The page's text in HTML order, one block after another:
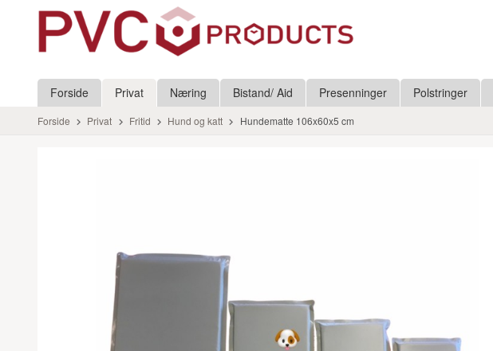
Produkter
Forside Privat Næring Bistand/ Aid Presenninger Polstringer
Forside Privat Fritid Hund og katt Hundematte 106x60x5 cm